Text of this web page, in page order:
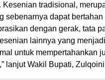
Kesenian tradisional,
sebenarnya dapat
dengan gerak, tata
lainnya yang
untuk mempertahankan
lanjut Wakil Bupati,